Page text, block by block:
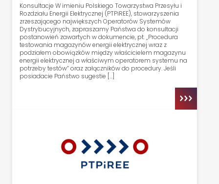
Konsultacje W imieniu Polskiego Towarzystwa Przesyłu i
Rozdziału Energii Elektrycznej (PTPiREE), stowarzyszenia
zrzeszającego największych Operatorów Systemów
Dystrybucyjnych, zapraszamy Państwa do konsultacji
postanowień zawartych w dokumencie, pt. „Procedura
testowania magazynów energii elektrycznej wraz z
podziałem obowiązków między właścicielem magazynu
energii elektrycznej a właściwym operatorem systemu na
potrzeby testów” oraz załączników do procedury. Jeśli
posiadacie Państwo sugestie […]